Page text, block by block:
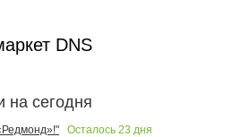
DNS
на сегодня
Осталось 23 дня